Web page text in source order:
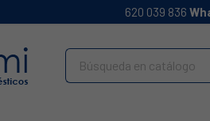
620 039 836